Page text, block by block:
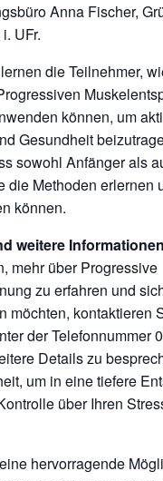
Anna Fischer,
UFr.
die Teilnehmer,
können, um
Gesundheit
sowohl Anfänger als
die Methoden erlernen
können.
weitere
mehr über Progressive
zu erfahren und
möchten, kontaktieren
der Telefonnummer
Details zu
um in eine tiefere
über Ihren
hervorragende